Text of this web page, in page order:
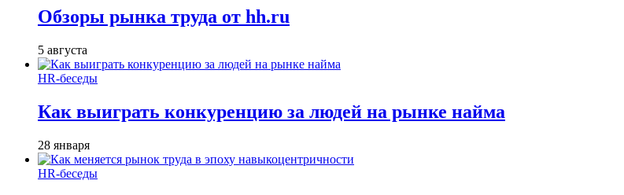
Обзоры рынка труда от hh.ru
5 августа
HR-беседы
Как выиграть конкуренцию за людей на рынке найма
28 января
HR-беседы